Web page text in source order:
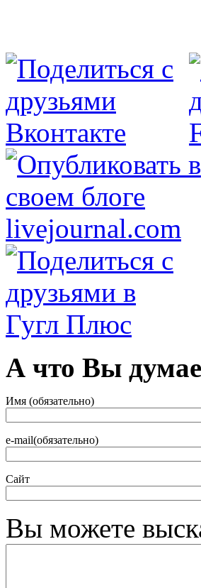
А что Вы
Имя (обязательно)
e-mail(обязательно)
Сайт
Вы можете